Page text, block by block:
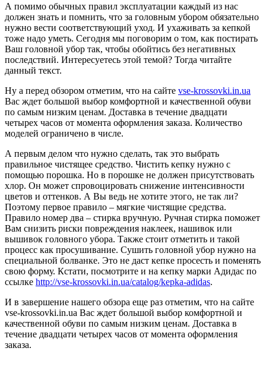
А помимо обычных правил эксплуатации каждый из нас
должен знать и помнить, что за головным убором обязательно
нужно вести соответствующий уход. И ухаживать за кепкой
тоже надо уметь. Сегодня мы поговорим о том, как постирать
Ваш головной убор так, чтобы обойтись без негативных
последствий. Интересуетесь этой темой? Тогда читайте
данный текст.
Ну а перед обзором отметим, что на сайте vse-krossovki.in.ua
Вас ждет большой выбор комфортной и качественной обуви
по самым низким ценам. Доставка в течение двадцати
четырех часов от момента оформления заказа. Количество
моделей ограничено в числе.
А первым делом что нужно сделать, так это выбрать
правильное чистящее средство. Чистить кепку нужно с
помощью порошка. Но в порошке не должен присутствовать
хлор. Он может спровоцировать снижение интенсивности
цветов и оттенков. А Вы ведь не хотите этого, не так ли?
Поэтому первое правило – мягкие чистящие средства.
Правило номер два – стирка вручную. Ручная стирка поможет
Вам снизить риски повреждения наклеек, нашивок или
вышивок головного убора. Также стоит отметить и такой
процесс как просушивание. Сушить головной убор нужно на
специальной болванке. Это не даст кепке просесть и поменять
свою форму. Кстати, посмотрите и на кепку марки Адидас по
ссылке http://vse-krossovki.in.ua/catalog/kepka-adidas.
И в завершение нашего обзора еще раз отметим, что на сайте
vse-krossovki.in.ua Вас ждет большой выбор комфортной и
качественной обуви по самым низким ценам. Доставка в
течение двадцати четырех часов от момента оформления
заказа.